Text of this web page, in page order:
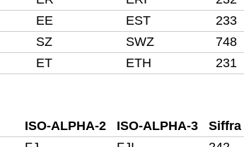
EE EST 233
SZ SWZ 748
ET ETH 231
ISO-ALPHA-2 ISO-ALPHA-3 Siffra